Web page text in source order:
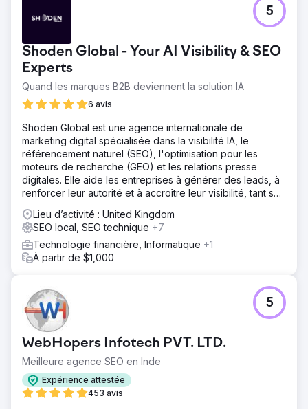
Shoden Global - Your AI Visibility & SEO
Experts
Quand les marques B2B deviennent la solution IA
6 avis
5
Shoden Global est une agence internationale de
marketing digital spécialisée dans la visibilité IA, le
référencement naturel (SEO), l'optimisation pour les
moteurs de recherche (GEO) et les relations presse
digitales. Elle aide les entreprises à générer des leads, à
renforcer leur autorité et à accroître leur visibilité, tant sur
Lieu d’activité : United Kingdom
SEO local, SEO technique +7
Technologie financière, Informatique +1
À partir de $1,000
WebHopers Infotech PVT. LTD.
Meilleure agence SEO en Inde
Expérience attestée
453 avis
5